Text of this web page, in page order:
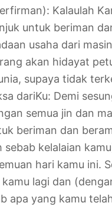
Kalaulah
untuk beriman
usaha dari
akan hidayat
supaya tidak
dariKu: Demi
semua jin dan
beriman dan
sebab kelalaian
hari kamu ini.
lagi dan
apa yang kamu